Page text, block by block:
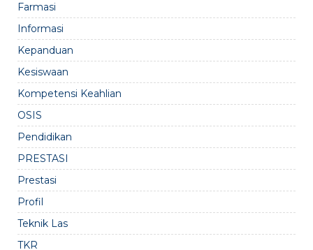
Farmasi
Informasi
Kepanduan
Kesiswaan
Kompetensi Keahlian
OSIS
Pendidikan
PRESTASI
Prestasi
Profil
Teknik Las
TKR